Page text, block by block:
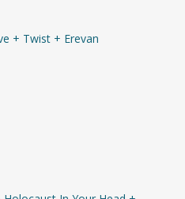
+ Twist + Erevan